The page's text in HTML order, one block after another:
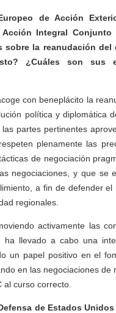
de Acción
Integral
sobre la reanudación
¿Cuáles son sus
con beneplácito la
política y diplomática
partes pertinentes
plenamente las
de negociación
negociaciones, y que
a fin de defender
regionales.
activamente las
ha llevado a cabo una
un papel positivo en el
en las negociaciones
al curso correcto.
de Estados